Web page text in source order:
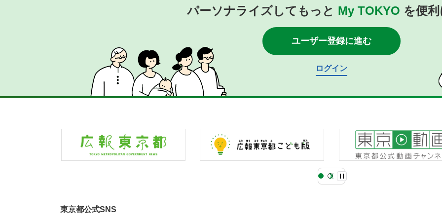
パーソナライズしてもっと My TOKYO を便
ユーザー登録に進む
ログイン
東京都公式SNS